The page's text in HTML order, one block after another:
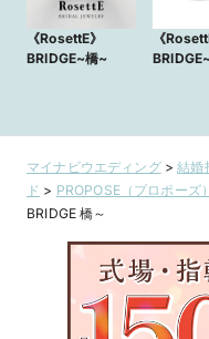
《RosettE》
BRIDGE~橋~
《
マイナビウエディング>結婚
ド > PROPOSE（プロポーズ）
BRIDGE 橋～